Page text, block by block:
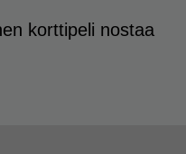
korttipeli nostaa